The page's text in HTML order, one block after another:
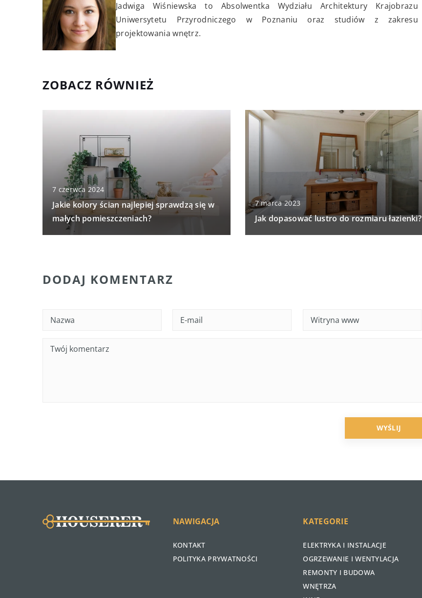
Jadwiga Wiśniewska to Absolwentka Wydziału Architektury Krajobrazu
Uniwersytetu Przyrodniczego w Poznaniu oraz studiów z zakresu
projektowania wnętrz.
ZOBACZ RÓWNIEŻ
7 czerwca 2024
Jakie kolory ścian najlepiej sprawdzą się w
małych pomieszczeniach?
7 marca 2023
Jak dopasować lustro do rozmiaru łazienki?
DODAJ KOMENTARZ
NAWIGACJA
KONTAKT
POLITYKA PRYWATNOŚCI
KATEGORIE
ELEKTRYKA I INSTALACJE
OGRZEWANIE I WENTYLACJA
REMONTY I BUDOWA
WNĘTRZA